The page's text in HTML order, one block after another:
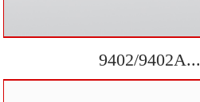
9402/9402A...